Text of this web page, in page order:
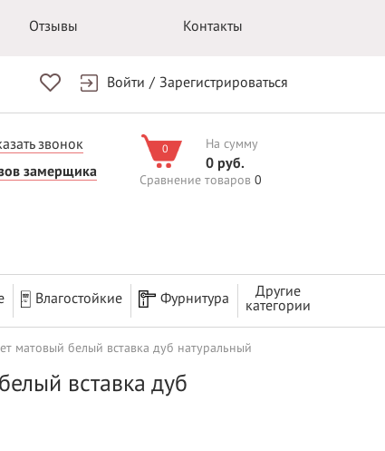
Отзывы Контакты
Войти / Зарегистрироваться
звонок
замерщика
0 На сумму
0 руб.
Сравнение товаров 0
Влагостойкие Фурнитура
Другие
категории
матовый белый вставка дуб натуральный
вставка дуб